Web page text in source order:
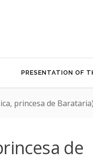
PRESENTATION OF
princesa de Barataria)
de